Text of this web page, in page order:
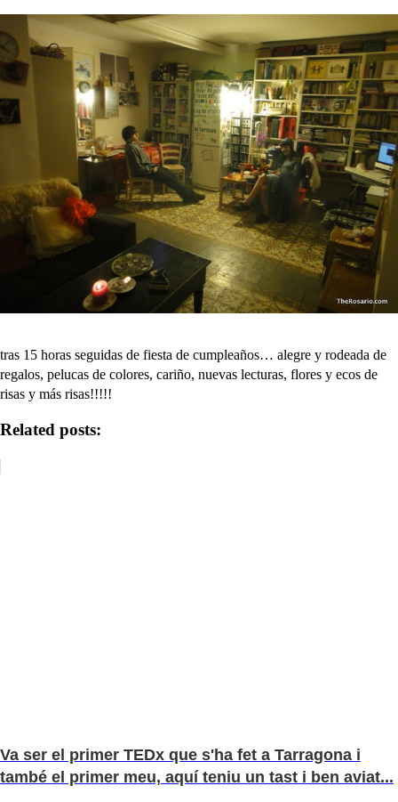
tras 15 horas seguidas de fiesta de cumpleaños… alegre y rodeada de
regalos, pelucas de colores, cariño, nuevas lecturas, flores y ecos de
risas y más risas!!!!!
Related posts:
Va ser el primer TEDx que s'ha fet a Tarragona i
també el primer meu, aquí teniu un tast i ben aviat...